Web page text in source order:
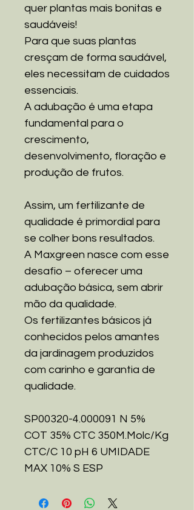
quer plantas mais bonitas e
saudáveis!
Para que suas plantas
cresçam de forma saudável,
eles necessitam de cuidados
essenciais.
A adubação é uma etapa
fundamental para o
crescimento,
desenvolvimento, floração e
produção de frutos.
Assim, um fertilizante de
qualidade é primordial para
se colher bons resultados.
A Maxgreen nasce com esse
desafio – oferecer uma
adubação básica, sem abrir
mão da qualidade.
Os fertilizantes básicos já
conhecidos pelos amantes
da jardinagem produzidos
com carinho e garantia de
qualidade.
SP00320-4.000091 N 5%
COT 35% CTC 350M.Molc/Kg
CTC/C 10 pH 6 UMIDADE
MAX 10% S ESP